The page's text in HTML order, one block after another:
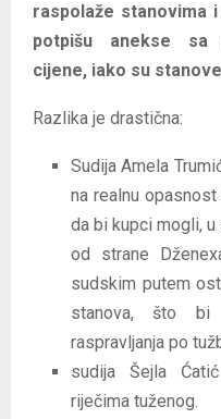
raspolaže stanovima
potpišu anekse sa
cijene, iako su
Razlika je drastična:
Sudija Amela
na realnu
da bi kupci mogli,
od strane
sudskim putem
stanova, što bi
raspravljanja po
sudija Šejla
riječima tuženog.